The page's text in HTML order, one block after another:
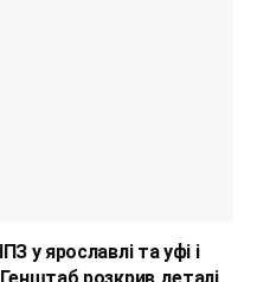
у ярославлі та уфі і